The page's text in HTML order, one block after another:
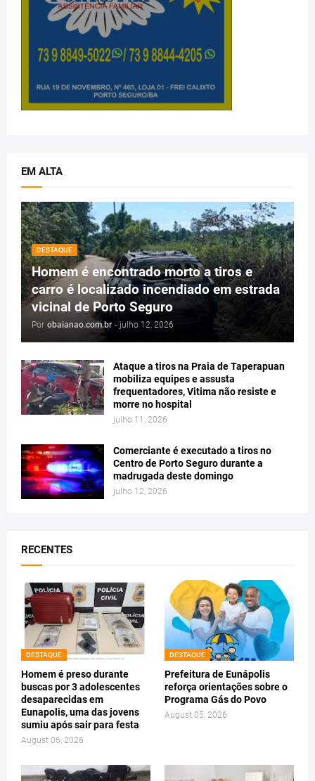
EM ALTA
DESTAQUE
Homem é encontrado morto a tiros e
carro é localizado incendiado em estrada
vicinal de Porto Seguro
Por obaianao.com.br - julho 12, 2026
Ataque a tiros na Praia de Taperapuan
mobiliza equipes e assusta
frequentadores, Vitima não resiste e
morre no hospital
julho 11, 2026
Comerciante é executado a tiros no
Centro de Porto Seguro durante a
madrugada deste domingo
julho 12, 2026
RECENTES
DESTAQUE
Homem é preso durante
buscas por 3 adolescentes
desaparecidas em
Eunapolis, uma das jovens
sumiu após sair para festa
August 06, 2026
DESTAQUE
Prefeitura de Eunápolis
reforça orientações sobre o
Programa Gás do Povo
August 05, 2026